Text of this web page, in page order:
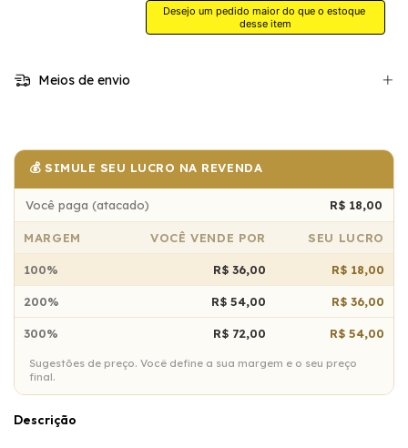
Desejo um pedido maior do que o estoque
desse item
Meios de envio
💰 SIMULE SEU LUCRO NA REVENDA
Você paga (atacado) R$ 18,00
MARGEM VOCÊ VENDE POR SEU LUCRO
100% R$ 36,00 R$ 18,00
200% R$ 54,00 R$ 36,00
300% R$ 72,00 R$ 54,00
Sugestões de preço. Você define a sua margem e o seu preço
final.
Descrição